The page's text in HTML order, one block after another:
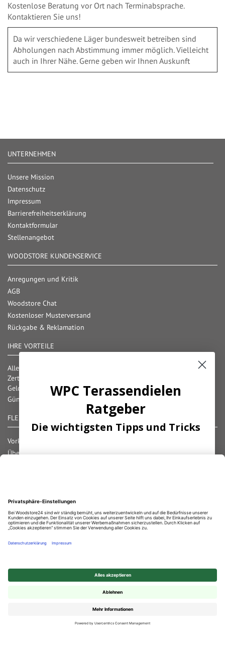
Kostenlose Beratung vor Ort nach Terminabsprache.
Kontaktieren Sie uns!
Da wir verschiedene Läger bundesweit betreiben sind
Abholungen nach Abstimmung immer möglich. Vielleicht
auch in Ihrer Nähe. Gerne geben wir Ihnen Auskunft
UNTERNEHMEN
Unsere Mission
Datenschutz
Impressum
Barrierefreiheitserklärung
Kontaktformular
Stellenangebot
WOODSTORE KUNDENSERVICE
Anregungen und Kritik
AGB
Woodstore Chat
Kostenloser Musterversand
Rückgabe & Reklamation
IHRE VORTEILE
Alle gängigen Zahlungsarten verfügbar
Zertifizierter und geprüfter Shop
Geld-Zurück-Garantie
Günstige Versandkosten/ Frachtkostenfreigrenzen
FLEXIBLE ZAHLUNG
Vorkasse
Überweisung
Kreditkarte
Paypal
Bar bei Abholung
Woodstore GmbH & Co KG
Bewertungsgrundlage des Anbieters: 4 Verkaufs- und 2 Bewertungsplattformen
WPC Terassendielen
Ratgeber
Die wichtigsten Tipps und Tricks
ANMELDEN